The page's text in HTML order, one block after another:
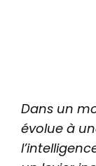
Dans un
évolue à